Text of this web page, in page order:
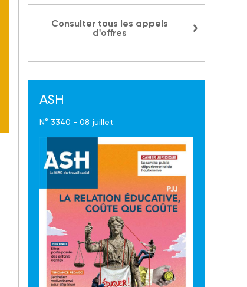
Consulter tous les appels
d'offres
ASH
N° 3340 - 08 juillet